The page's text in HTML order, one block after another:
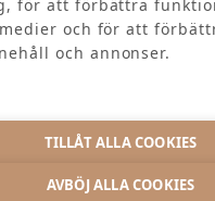
för att förbättra
och för att
och annonser.
TILLÅT ALLA COOKIES
AVBÖJ ALLA COOKIES